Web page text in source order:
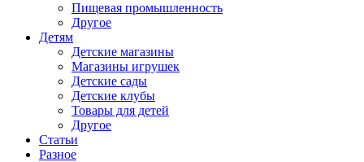
Пищевая промышленность
Другое
Детям
Детские магазины
Магазины игрушек
Детские сады
Детские клубы
Товары для детей
Другое
Статьи
Разное